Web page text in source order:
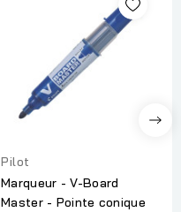
Pilot
Marqueur - V-Board
Master - Pointe conique